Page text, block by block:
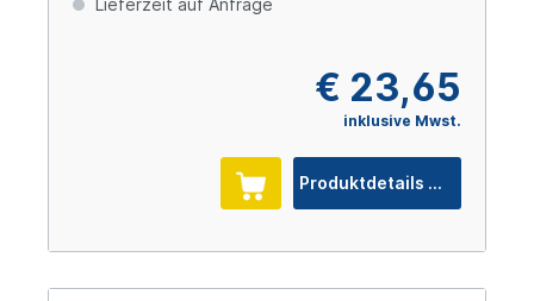
Lieferzeit auf Anfrage
€ 23,65
inklusive Mwst.
Produktdetails